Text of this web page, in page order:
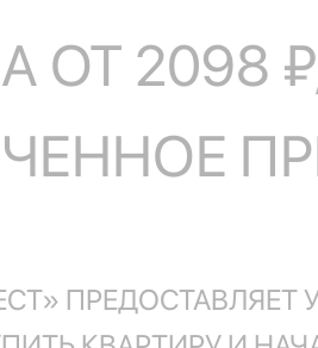
ОТ 2098
ПРЕДОСТАВЛЯЕТ